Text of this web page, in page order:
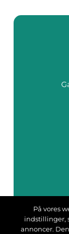
På vores
indstillinger,
annoncer.